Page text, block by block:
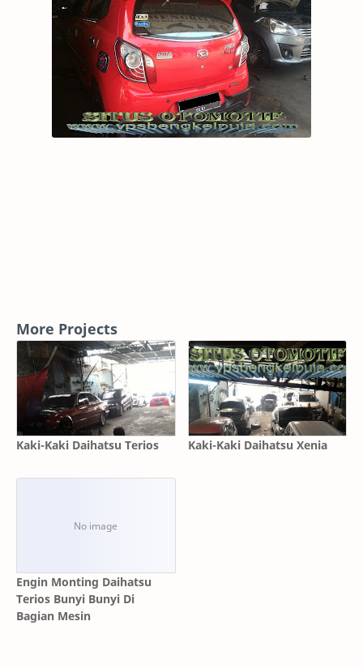
More Projects
Kaki-Kaki Daihatsu Terios Kaki-Kaki Daihatsu Xenia
Engin Monting Daihatsu
Terios Bunyi Bunyi Di
Bagian Mesin